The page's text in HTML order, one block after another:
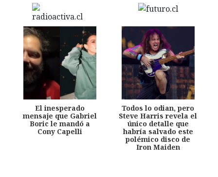
El inesperado
mensaje que Gabriel
Boric le mandó a
Cony Capelli
Todos lo odian, pero
Steve Harris revela el
único detalle que
habría salvado este
polémico disco de
Iron Maiden